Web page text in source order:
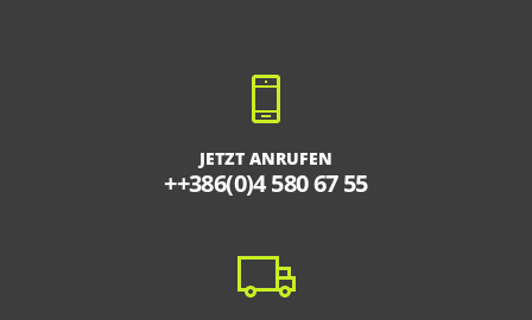
JETZT ANRUFEN
++386(0)4 580 67 55